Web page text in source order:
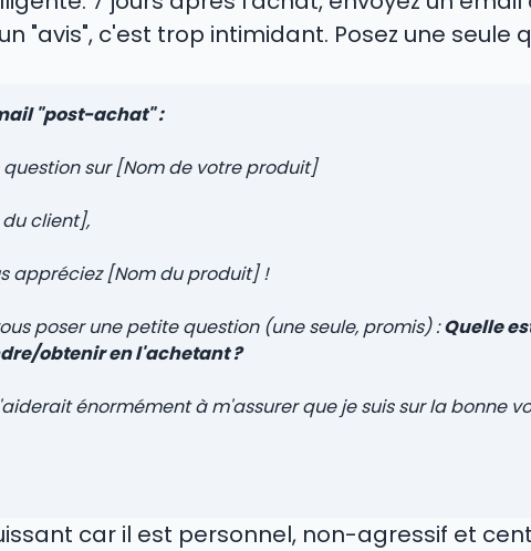
"avis", c'est trop intimidant. Posez une seule
"post-achat" :
sur [Nom de votre produit]
client],
appréciez [Nom du produit] !
poser une petite question (une seule, promis) :Quelle
obtenir en l'achetant ?
énormément à m'assurer que je suis sur la bonne
car il est personnel, non-agressif et